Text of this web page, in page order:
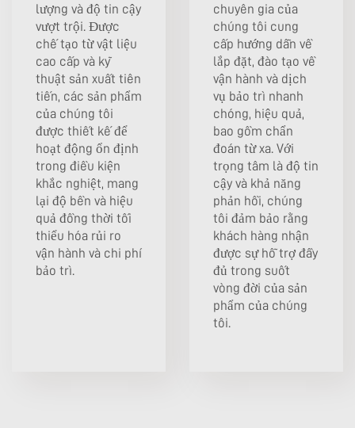
lượng và độ tin cậy
vượt trội. Được
chế tạo từ vật liệu
cao cấp và kỹ
thuật sản xuất tiên
tiến, các sản phẩm
của chúng tôi
được thiết kế để
hoạt động ổn định
trong điều kiện
khắc nghiệt, mang
lại độ bền và hiệu
quả đồng thời tối
thiểu hóa rủi ro
vận hành và chi phí
bảo trì.
chuyên gia của
chúng tôi cung
cấp hướng dẫn về
lắp đặt, đào tạo về
vận hành và dịch
vụ bảo trì nhanh
chóng, hiệu quả,
bao gồm chẩn
đoán từ xa. Với
trọng tâm là độ tin
cậy và khả năng
phản hồi, chúng
tôi đảm bảo rằng
khách hàng nhận
được sự hỗ trợ đầy
đủ trong suốt
vòng đời của sản
phẩm của chúng
tôi.